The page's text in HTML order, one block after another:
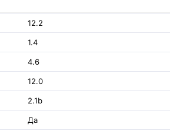
12.2
1.4
4.6
12.0
2.1b
Да